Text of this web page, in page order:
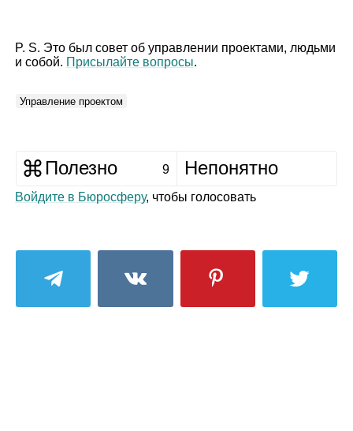
P. S. Это был совет об управлении проектами, людьми
и собой. Присылайте вопросы.
Управление проектом
Полезно 9 Непонятно
Войдите в Бюросферу, чтобы голосовать